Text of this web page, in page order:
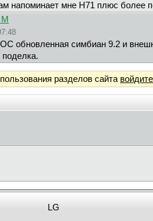
напоминает мне Н71 плюс
М
ОС обновленная симбиан 9.2 и
поделка.
разделов сайта войдите
LG